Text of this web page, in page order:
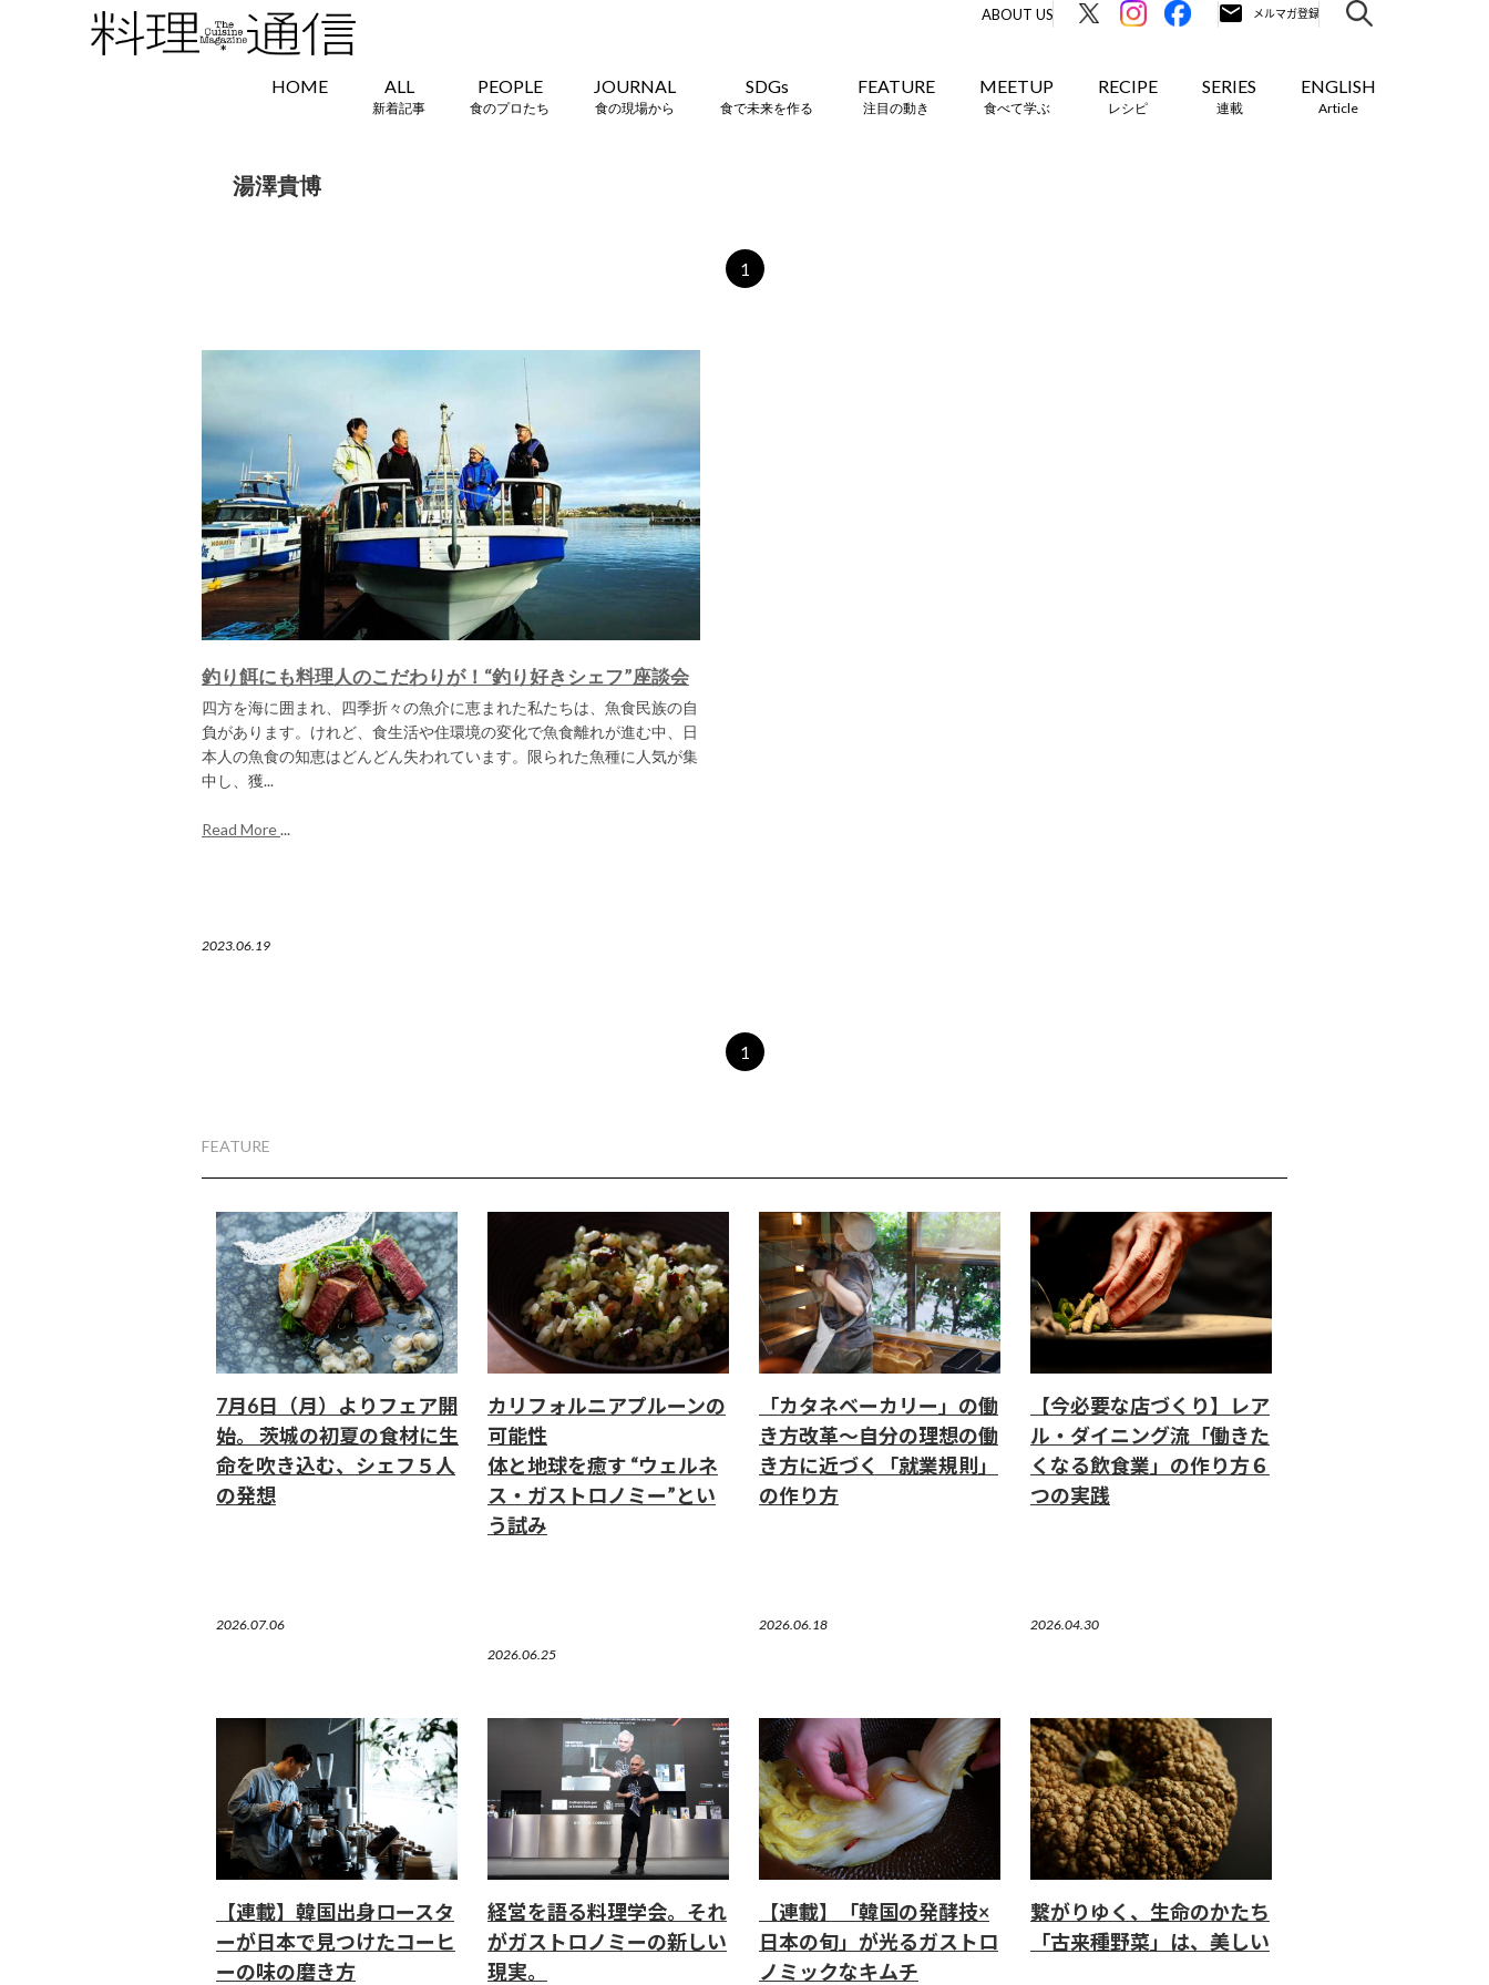
ABOUT US
HOME ALL
新着記事
PEOPLE
食のプロたち
JOURNAL
食の現場から
SDGs
食で未来を作る
FEATURE
注目の動き
MEETUP
食べて学ぶ
RECIPE
レシピ
SERIES
連載
ENGLISH
Article
湯澤貴博
1
釣り餌にも料理人のこだわりが！“釣り好きシェフ”座談会
四方を海に囲まれ、四季折々の魚介に恵まれた私たちは、魚食民族の自
負があります。けれど、食生活や住環境の変化で魚食離れが進む中、日
本人の魚食の知恵はどんどん失われています。限られた魚種に人気が集
中し、獲...
Read More...
2023.06.19
1
FEATURE
7月6日（月）よりフェア開
始。 茨城の初夏の食材に生
命を吹き込む、シェフ５人
の発想
2026.07.06
カリフォルニアプルーンの
可能性
体と地球を癒す “ウェルネ
ス・ガストロノミー”とい
う試み
2026.06.25
「カタネベーカリー」の働
き方改革～自分の理想の働
き方に近づく「就業規則」
の作り方
2026.06.18
【今必要な店づくり】レア
ル・ダイニング流「働きた
くなる飲食業」の作り方６
つの実践
2026.04.30
【連載】韓国出身ロースタ
ーが日本で見つけたコーヒ
ーの味の磨き方
経営を語る料理学会。それ
がガストロノミーの新しい
現実。
【連載】「韓国の発酵技×
日本の旬」が光るガストロ
ノミックなキムチ
繋がりゆく、生命のかたち
「古来種野菜」は、美しい